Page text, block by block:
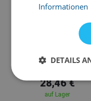
Badehose Jungen
28,46 €
auf Lager
Informationen
DETAILS